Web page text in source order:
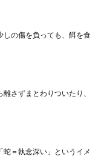
しの傷を負っても、餌を食
さずまとわりついたり、
＝執念深い」というイメ